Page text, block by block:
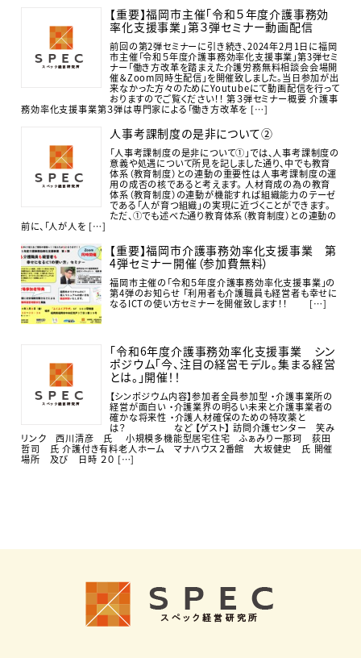
【重要】福岡市主催「令和５年度介護事務効
率化支援事業」第３弾セミナー動画配信
前回の第2弾セミナーに引き続き、2024年2月1日に福岡
市主催「令和５年度介護事務効率化支援事業」第3弾セミ
ナー「働き方改革を踏まえた介護労務無料相談会会場開
催＆Zoom同時生配信」を開催致しました。当日参加が出
来なかった方々のためにYoutubeにて動画配信を行って
おりますのでご覧ください！！ 第３弾セミナー概要 介護事
務効率化支援事業第３弾は専門家による「働き方改革を […]
人事考課制度の是非について②
「人事考課制度の是非について①」では、人事考課制度の
意義や処遇について所見を記しました通り、中でも教育
体系（教育制度）との連動の重要性は人事考課制度の運
用の成否の核であると考えます。 人材育成の為の教育
体系（教育制度）の連動が機能すれば組織能力のテーゼ
である「人が育つ組織」の実現に近づくことができます。
ただ、①でも述べた通り教育体系（教育制度）との連動の
前に、「人が人を […]
【重要】福岡市介護事務効率化支援事業 第
4弾セミナー開催（参加費無料）
福岡市主催の「令和５年度介護事務効率化支援事業」の
第4弾のお知らせ 「利用者も介護職員も経営者も幸せに
なるICTの使い方セミナーを開催致します！！ […]
「令和6年度介護事務効率化支援事業 シン
ポジウム「今、注目の経営モデル。集まる経営
とは。」開催！！
【シンポジウム内容】参加者全員参加型 ・介護事業所の
経営が面白い ・介護業界の明るい未来と介護事業者の
確かな将来性 ・介護人材確保のための特攻薬と
は？ など 【ゲスト】 訪問介護センター 笑み
リンク 西川清彦 氏 小規模多機能型居宅住宅 ふぁみりー那珂 荻田
哲司 氏 介護付き有料老人ホーム マナハウス２番館 大坂健史 氏 開催
場所 及び 日時 ２０ […]